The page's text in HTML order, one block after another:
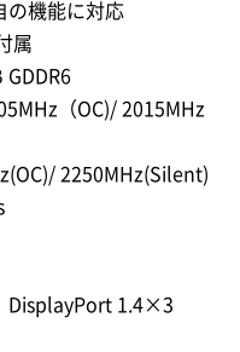
の機能に対応
属
GDDR6
（OC)/ 2015MHz
DisplayPort 1.4×3